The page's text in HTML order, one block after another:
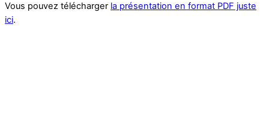
Vous pouvez télécharger la présentation en format PDF juste
ici.